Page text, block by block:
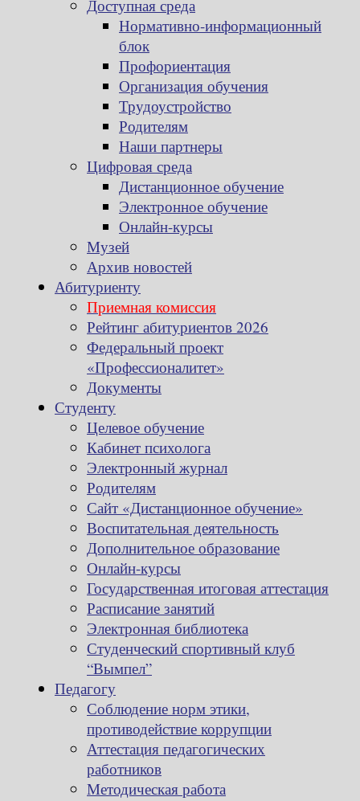
Доступная среда
Нормативно-информационный
блок
Профориентация
Организация обучения
Трудоустройство
Родителям
Наши партнеры
Цифровая среда
Дистанционное обучение
Электронное обучение
Онлайн-курсы
Музей
Архив новостей
Абитуриенту
Приемная комиссия
Рейтинг абитуриентов 2026
Федеральный проект
«Профессионалитет»
Документы
Студенту
Целевое обучение
Кабинет психолога
Электронный журнал
Родителям
Сайт «Дистанционное обучение»
Воспитательная деятельность
Дополнительное образование
Онлайн-курсы
Государственная итоговая аттестация
Расписание занятий
Электронная библиотека
Студенческий спортивный клуб
“Вымпел”
Педагогу
Соблюдение норм этики,
противодействие коррупции
Аттестация педагогических
работников
Методическая работа